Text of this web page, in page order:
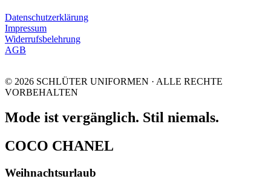
Datenschutzerklärung
Impressum
Widerrufsbelehrung
AGB
© 2026 SCHLÜTER UNIFORMEN · ALLE RECHTE
VORBEHALTEN
Mode ist vergänglich. Stil niemals.
COCO CHANEL
Weihnachtsurlaub